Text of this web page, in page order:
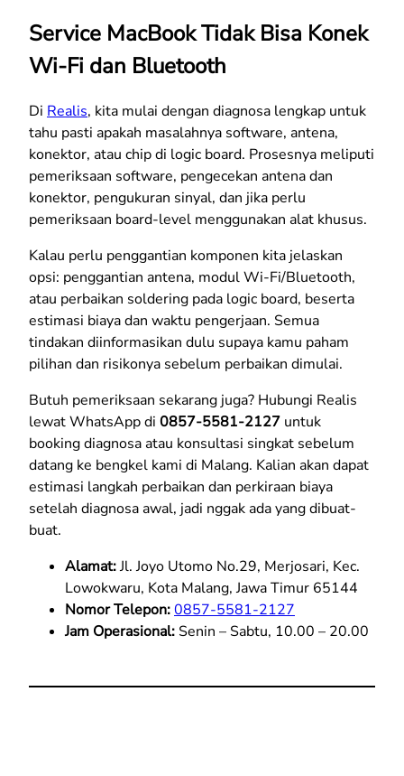
Service MacBook Tidak Bisa Konek
Wi-Fi dan Bluetooth
Di Realis, kita mulai dengan diagnosa lengkap untuk
tahu pasti apakah masalahnya software, antena,
konektor, atau chip di logic board. Prosesnya meliputi
pemeriksaan software, pengecekan antena dan
konektor, pengukuran sinyal, dan jika perlu
pemeriksaan board-level menggunakan alat khusus.
Kalau perlu penggantian komponen kita jelaskan
opsi: penggantian antena, modul Wi-Fi/Bluetooth,
atau perbaikan soldering pada logic board, beserta
estimasi biaya dan waktu pengerjaan. Semua
tindakan diinformasikan dulu supaya kamu paham
pilihan dan risikonya sebelum perbaikan dimulai.
Butuh pemeriksaan sekarang juga? Hubungi Realis
lewat WhatsApp di 0857-5581-2127 untuk
booking diagnosa atau konsultasi singkat sebelum
datang ke bengkel kami di Malang. Kalian akan dapat
estimasi langkah perbaikan dan perkiraan biaya
setelah diagnosa awal, jadi nggak ada yang dibuat-
buat.
Alamat:Jl. Joyo Utomo No.29, Merjosari, Kec.
Lowokwaru, Kota Malang, Jawa Timur 65144
Nomor Telepon:0857-5581-2127
Jam Operasional: Senin – Sabtu, 10.00 – 20.00